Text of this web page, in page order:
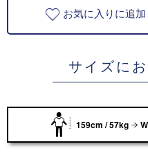
お気に入りに追加
サイズに
159cm / 57kg